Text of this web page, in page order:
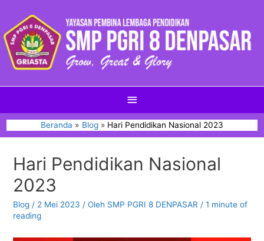
Beranda Blog Hari Pendidikan Nasional 2023
Hari Pendidikan Nasional
2023
Blog / 2 Mei 2023 / Oleh SMP PGRI 8 DENPASAR / 1 minute of
reading